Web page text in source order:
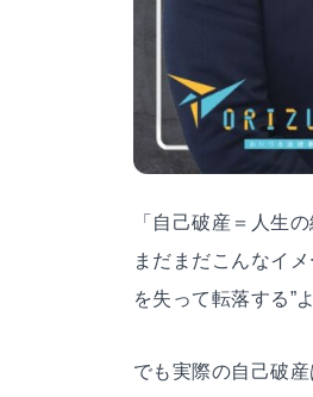
「自己破産＝人生の
まだまだこんなイ
を失って転落する”
でも実際の自己破